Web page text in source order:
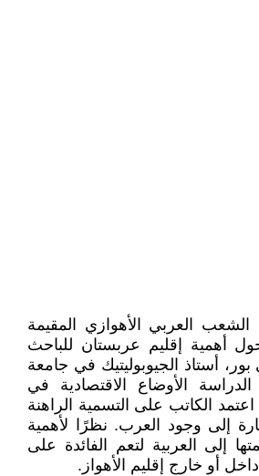
العربي الأهوازي المقيمة
أهمية إقليم عربستان للباحث
بور، أستاذ الجيوبوليتيك في جامعة
الأوضاع الاقتصادية في
الكاتب على التسمية الراهنة
إلى وجود العرب. نظرًا لأهمية
إلى العربية لتعم الفائدة على
أو خارج إقليم الأهواز.